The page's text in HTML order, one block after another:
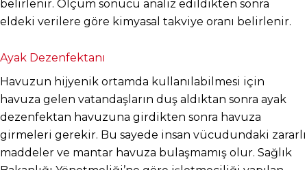
belirlenir. Ölçüm sonucu analiz edildikten sonra
eldeki verilere göre kimyasal takviye oranı belirlenir.
Ayak Dezenfektanı
Havuzun hijyenik ortamda kullanılabilmesi için
havuza gelen vatandaşların duş aldıktan sonra ayak
dezenfektan havuzuna girdikten sonra havuza
girmeleri gerekir. Bu sayede insan vücudundaki zararlı
maddeler ve mantar havuza bulaşmamış olur. Sağlık